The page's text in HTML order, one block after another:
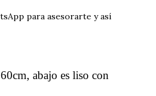
para asesorarte y así
abajo es liso con